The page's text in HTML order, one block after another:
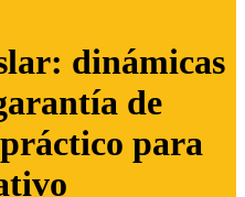
dinámicas
de
para